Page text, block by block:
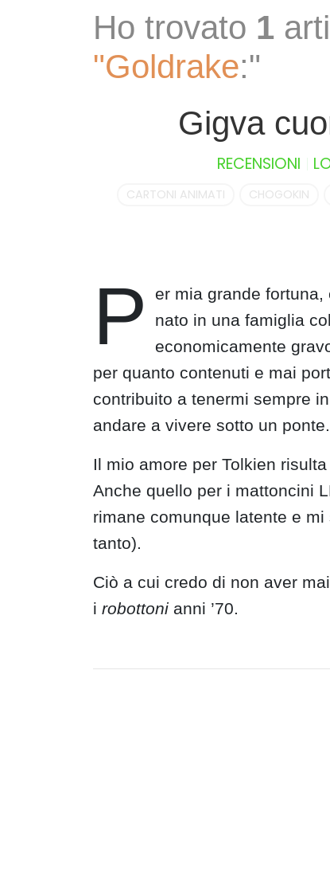
Ho trovato 1
"Goldrake:"
Gigva
RECENSIONI
CARTONI ANIMATI CHOGOKIN
P
er mia grande
nato in una famiglia
economicamente
per quanto contenuti e mai
contribuito a tenermi sempre
andare a vivere sotto un ponte.
Il mio amore per Tolkien
Anche quello per i mattoncini
rimane comunque latente e
tanto).
Ciò a cui credo di non aver
i robottoni anni ’70.